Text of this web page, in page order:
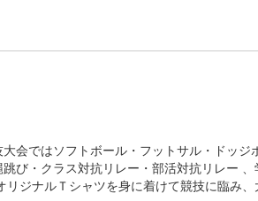
会ではソフトボール・フットサル・ドッジ
び・クラス対抗リレー・部活対抗リレー 、
ジナルＴシャツを身に着けて競技に臨み、